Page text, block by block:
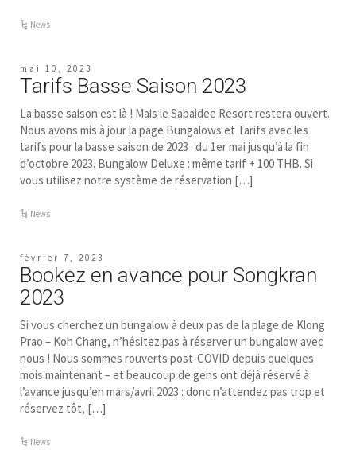
News
mai 10, 2023
Tarifs Basse Saison 2023
La basse saison est là ! Mais le Sabaidee Resort restera ouvert.
Nous avons mis à jour la page Bungalows et Tarifs avec les
tarifs pour la basse saison de 2023 : du 1er mai jusqu’à la fin
d’octobre 2023. Bungalow Deluxe : même tarif + 100 THB. Si
vous utilisez notre système de réservation […]
News
février 7, 2023
Bookez en avance pour Songkran
2023
Si vous cherchez un bungalow à deux pas de la plage de Klong
Prao – Koh Chang, n’hésitez pas à réserver un bungalow avec
nous ! Nous sommes rouverts post-COVID depuis quelques
mois maintenant – et beaucoup de gens ont déjà réservé à
l’avance jusqu’en mars/avril 2023 : donc n’attendez pas trop et
réservez tôt, […]
News